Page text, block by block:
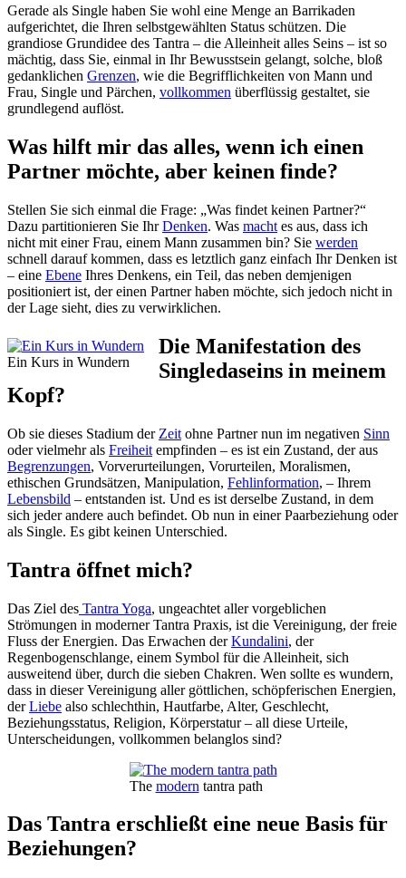
Gerade als Single haben Sie wohl eine Menge an Barrikaden
aufgerichtet, die Ihren selbstgewählten Status schützen. Die
grandiose Grundidee des Tantra – die Alleinheit alles Seins – ist so
mächtig, dass Sie, einmal in Ihr Bewusstsein gelangt, solche, bloß
gedanklichen Grenzen, wie die Begrifflichkeiten von Mann und
Frau, Single und Pärchen, vollkommen überflüssig gestaltet, sie
grundlegend auflöst.
Was hilft mir das alles, wenn ich einen
Partner möchte, aber keinen finde?
Stellen Sie sich einmal die Frage: „Was findet keinen Partner?“
Dazu partitionieren Sie IhrDenken. Was macht es aus, dass ich
nicht mit einer Frau, einem Mann zusammen bin? Sie werden
schnell darauf kommen, dass es letztlich ganz einfach Ihr Denken ist
– eine Ebene Ihres Denkens, ein Teil, das neben demjenigen
positioniert ist, der einen Partner haben möchte, sich jedoch nicht in
der Lage sieht, dies zu verwirklichen.
Ein Kurs in Wundern
Die Manifestation des
Singledaseins in meinem
Kopf?
Ob sie dieses Stadium der Zeit ohne Partner nun im negativen Sinn
oder vielmehr als Freiheit empfinden – es ist ein Zustand, der aus
Begrenzungen, Vorverurteilungen, Vorurteilen, Moralismen,
ethischen Grundsätzen, Manipulation, Fehlinformation, – Ihrem
Lebensbild – entstanden ist. Und es ist derselbe Zustand, in dem
sich jeder andere auch befindet. Ob nun in einer Paarbeziehung oder
als Single. Es gibt keinen Unterschied.
Tantra öffnet mich?
Das Ziel des Tantra Yoga, ungeachtet aller vorgeblichen
Strömungen in moderner Tantra Praxis, ist die Vereinigung, der freie
Fluss der Energien. Das Erwachen derKundalini, der
Regenbogenschlange, einem Symbol für die Alleinheit, sich
ausweitend über, durch die sieben Chakren. Wen sollte es wundern,
dass in dieser Vereinigung aller göttlichen, schöpferischen Energien,
derLiebe also schlechthin, Hautfarbe, Alter, Geschlecht,
Beziehungsstatus, Religion, Körperstatur – all diese Urteile,
Unterscheidungen, vollkommen belanglos sind?
The modern tantra path
Das Tantra erschließt eine neue Basis für
Beziehungen?